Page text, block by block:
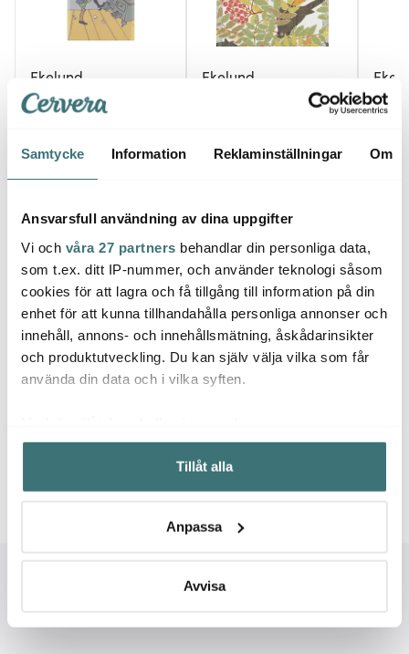
Samtycke Information Reklaminställningar Om
Ansvarsfull användning av dina uppgifter
Vi och våra 27 partners behandlar din personliga data,
som t.ex. ditt IP-nummer, och använder teknologi såsom
cookies för att lagra och få tillgång till information på din
enhet för att kunna tillhandahålla personliga annonser och
innehåll, annons- och innehållsmätning, åskådarinsikter
och produktutveckling. Du kan själv välja vilka som får
använda din data och i vilka syften.
Samla in information om din geografiska plats som
kan ha en noggrannhet på upp till flera meter
Identifiera din enhet genom att aktivt skanna den för
Ta reda på mer om hur dina personliga uppgifter
Du kan ändra eller dra tillbaka ditt samtycke när som
Tillåt alla
Anpassa
Avvisa
Ekelund
Pippi kökshandduk
40x60 cm
295 kr
Ekelund
Koltrast Löpare 35x120
368 kr 465 kr
cm
Låt dig inspireras av våra kunder
Ekelund